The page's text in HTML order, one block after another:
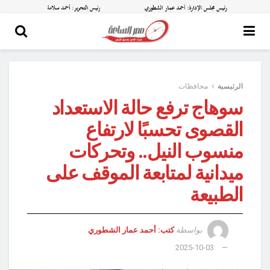
الرئيسية محافظات
سوهاج ترفع حالة الاستعداد
القصوى تحسبًا لارتفاع
منسوب النيل.. وتحركات
ميدانية لمتابعة الموقف على
الطبيعة
بواسطة كتب: أحمد عمار الشطوري
2025-10-03